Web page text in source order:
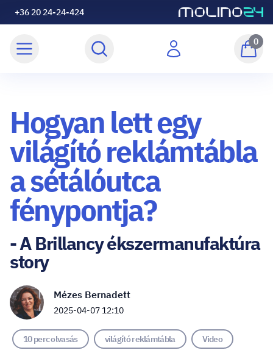
+36 20 24-24-424
0
Hogyan lett egy
világító reklámtábla
a sétálóutca
fénypontja?
- A Brillancy ékszermanufaktúra
story
Mézes Bernadett
2025-04-07 12:10
10 perc olvasás világító reklámtábla Video